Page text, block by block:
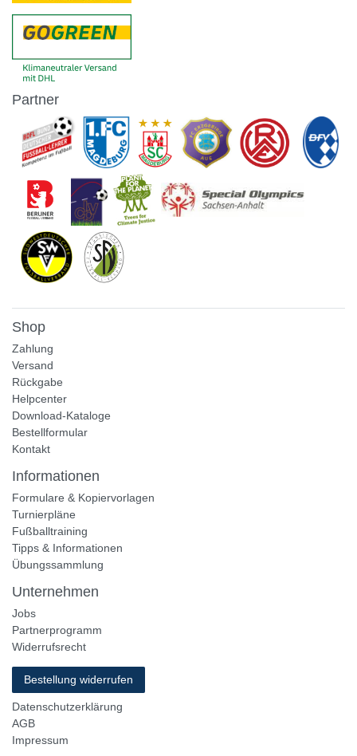
Partner
Shop
Zahlung
Versand
Rückgabe
Helpcenter
Download-Kataloge
Bestellformular
Kontakt
Informationen
Formulare & Kopiervorlagen
Turnierpläne
Fußballtraining
Tipps & Informationen
Übungssammlung
Unternehmen
Jobs
Partnerprogramm
Widerrufsrecht
Bestellung widerrufen
Datenschutzerklärung
AGB
Impressum